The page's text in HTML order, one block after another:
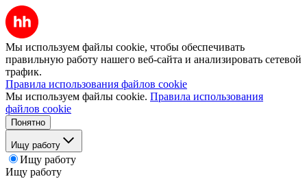
Мы используем файлы cookie, чтобы обеспечивать
правильную работу нашего веб-сайта и анализировать сетевой
трафик.
Правила использования файлов cookie
Мы используем файлы cookie. Правила использования
файлов cookie
Понятно
Ищу работу
Ищу работу
Ищу работу